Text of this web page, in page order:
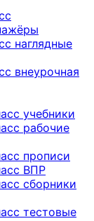
наглядные
внеурочная
учебники
рабочие
прописи
ВПР
сборники
тестовые